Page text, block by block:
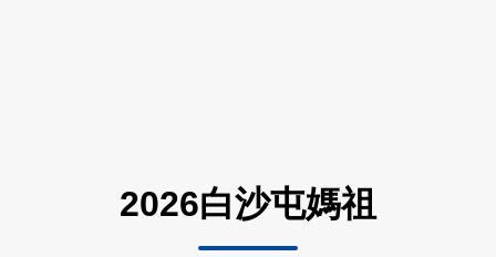
2026白沙屯媽祖